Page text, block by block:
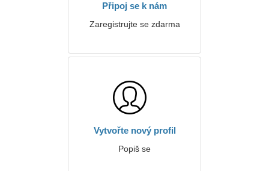
Připoj se k nám
Zaregistrujte se zdarma
Vytvořte nový profil
Popiš se